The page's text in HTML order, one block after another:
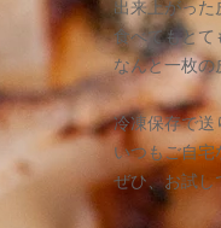
出来上がった
食べてもとて
なんと一枚の
冷凍保存で送
いつもご自宅
ぜひ、お試し